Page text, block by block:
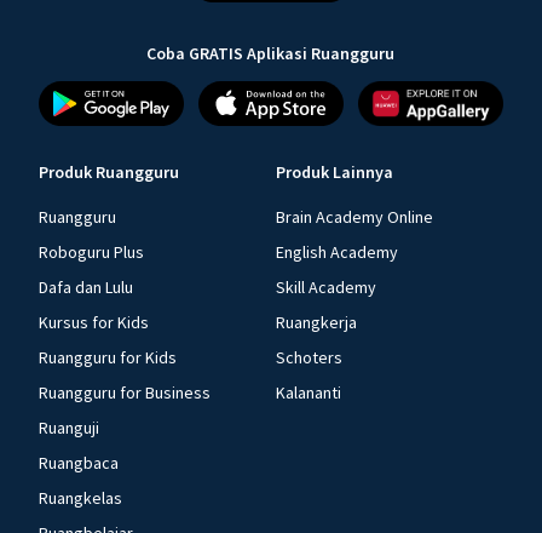
Coba GRATIS Aplikasi Ruangguru
Produk Ruangguru
Ruangguru
Roboguru Plus
Dafa dan Lulu
Kursus for Kids
Ruangguru for Kids
Ruangguru for Business
Ruanguji
Ruangbaca
Ruangkelas
Produk Lainnya
Brain Academy Online
English Academy
Skill Academy
Ruangkerja
Schoters
Kalananti